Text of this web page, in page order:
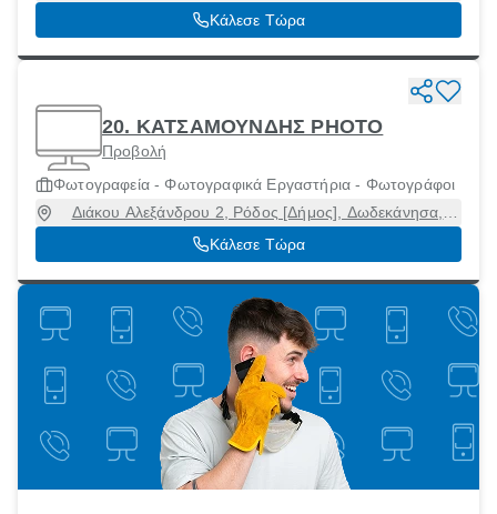
85100
Κάλεσε Τώρα
20. ΚΑΤΣΑΜΟΥΝΔΗΣ PHOTO
Προβολή
Φωτογραφεία - Φωτογραφικά Εργαστήρια - Φωτογράφοι
Διάκου Αλεξάνδρου 2, Ρόδος [Δήμος], Δωδεκάνησα,
85131
Κάλεσε Τώρα